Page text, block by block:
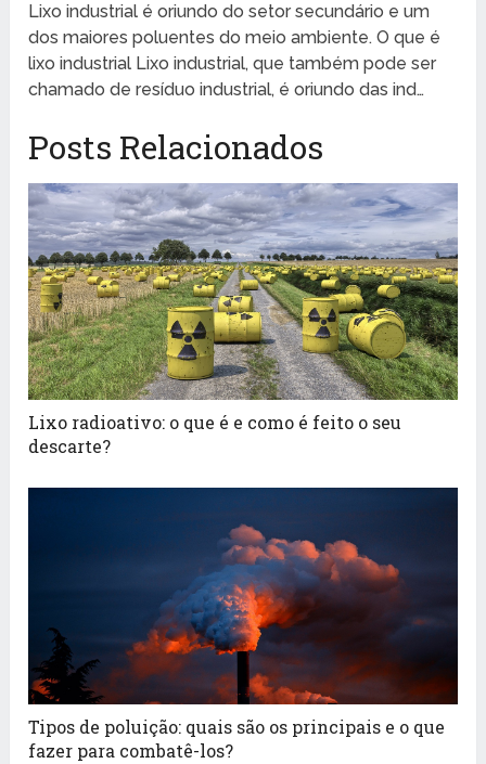
Lixo industrial é oriundo do setor secundário e um
dos maiores poluentes do meio ambiente. O que é
lixo industrial Lixo industrial, que também pode ser
chamado de resíduo industrial, é oriundo das ind…
Posts Relacionados
Lixo radioativo: o que é e como é feito o seu
descarte?
Tipos de poluição: quais são os principais e o que
fazer para combatê-los?